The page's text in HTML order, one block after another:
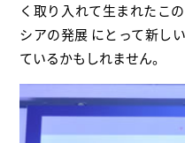
く取り入れて生まれたこ
シアの発展 にとって新し
ているかもしれません。